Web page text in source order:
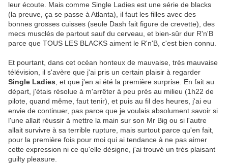
leur écoute. Mais comme Single Ladies est une série de blacks
(la preuve, ça se passe à Atlanta), il faut les filles avec des
bonnes grosses cuisses (seule Dash fait figure de crevette), des
mecs musclés de partout sauf du cerveau, et bien-sûr dur R'n'B
parce que TOUS LES BLACKS aiment le R'n'B, c'est bien connu.
Et pourtant, dans cet océan honteux de mauvaise, très mauvaise
télévision, il s'avère que j'ai pris un certain plaisir à regarder
Single Ladies , et que j'en ai été la première surprise. En fait au
départ, j'étais résolue à m'arrêter à peu près au milieu (1h22 de
pilote, quand même, faut tenir), et puis au fil des heures, j'ai eu
envie de continuer, pas parce que je voulais absolument savoir si
l'une allait réussir à mettre la main sur son Mr Big ou si l'autre
allait survivre à sa terrible rupture, mais surtout parce qu'en fait,
pour la première fois pour moi qui ai tendance à ne pas aimer
cette expression ni ce qu'elle désigne, j'ai trouvé un très plaisant
guilty pleasure.